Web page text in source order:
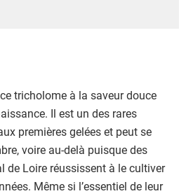
tricholome à la saveur douce
Il est un des rares
premières gelées et peut se
voire au-delà puisque des
de Loire réussissent à le cultiver
Même si l’essentiel de leur